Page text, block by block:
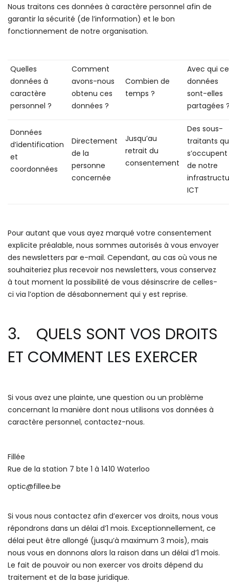
Nous traitons ces données à caractère personnel afin de
garantir la sécurité (de l’information) et le bon
fonctionnement de notre organisation.
Quelles
données à
caractère
personnel ?
Comment
avons-nous
obtenu ces
données ?
Combien de
temps ?
Avec qui
données
sont-elles
partagées
Données
d’identification
et
coordonnées
Directement
de la
personne
concernée
Jusqu’au
retrait du
consentement
Des sous-
traitants
s’occupent
de notre
ICT
Pour autant que vous ayez marqué votre consentement
explicite préalable, nous sommes autorisés à vous envoyer
des newsletters par e-mail. Cependant, au cas où vous ne
souhaiteriez plus recevoir nos newsletters, vous conservez
à tout moment la possibilité de vous désinscrire de celles-
ci via l’option de désabonnement qui y est reprise.
3. QUELS SONT VOS DROITS
ET COMMENT LES EXERCER
Si vous avez une plainte, une question ou un problème
concernant la manière dont nous utilisons vos données à
caractère personnel, contactez-nous.
Fillée
Rue de la station 7 bte 1 à 1410 Waterloo
optic@fillee.be
Si vous nous contactez afin d’exercer vos droits, nous vous
répondrons dans un délai d’1 mois. Exceptionnellement, ce
délai peut être allongé (jusqu’à maximum 3 mois), mais
nous vous en donnons alors la raison dans un délai d’1 mois.
Le fait de pouvoir ou non exercer vos droits dépend du
traitement et de la base juridique.